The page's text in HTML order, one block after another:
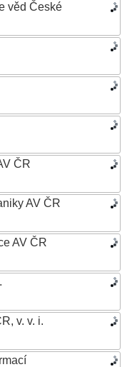
věd České
ČR
AV ČR
AV ČR
v. v. i.